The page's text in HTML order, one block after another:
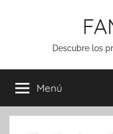
Descubre los
Menú